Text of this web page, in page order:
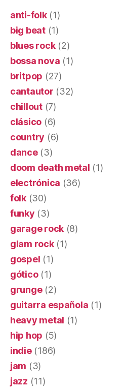
anti-folk(1)
big beat(1)
blues rock(2)
bossa nova (1)
britpop (27)
cantautor (32)
chillout(7)
clásico (6)
country (6)
dance(3)
doom death metal (1)
electrónica (36)
folk(30)
funky (3)
garage rock (8)
glam rock(1)
gospel (1)
gótico(1)
grunge(2)
guitarra española (1)
heavy metal (1)
hip hop (5)
indie(186)
jam (3)
jazz (11)